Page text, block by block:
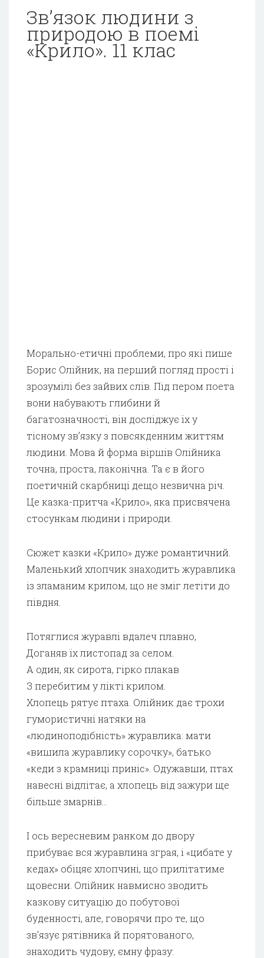
Зв’язок людини з
природою в поемі
«Крило». 11 клас
Морально-етичні проблеми, про які пише
Борис Олійник, на перший погляд прості і
зрозумілі без зайвих слів. Під пером поета
вони набувають глибини й
багатозначності, він досліджує їх у
тісному зв’язку з повсякденним життям
людини. Мова й форма віршів Олійника
точна, проста, лаконічна. Та є в його
поетичній скарбниці дещо незвична річ.
Це казка-притча «Крило», яка присвячена
стосункам людини і природи.
Сюжет казки «Крило» дуже романтичний.
Маленький хлопчик знаходить журавлика
із зламаним крилом, що не зміг летіти до
півдня.
Потяглися журавлі вдалеч плавно,
Доганяв їх листопад за селом.
А один, як сирота, гірко плакав
З перебитим у лікті крилом.
Хлопець рятує птаха. Олійник дає трохи
гумористичні натяки на
«людиноподібність» журавлика: мати
«вишила журавлику сорочку», батько
«кеди з крамниці приніс». Одужавши, птах
навесні відлітає, а хлопець від зажури ще
більше змарнів…
І ось вересневим ранком до двору
прибуває вся журавлина зграя, і «цибате у
кедах» обіцяє хлопчині, що прилітатиме
щовесни. Олійник навмисно зводить
казкову ситуацію до побутової
буденності, але, говорячи про те, що
зв’язує рятівника й порятованого,
знаходить чудову, ємну фразу: